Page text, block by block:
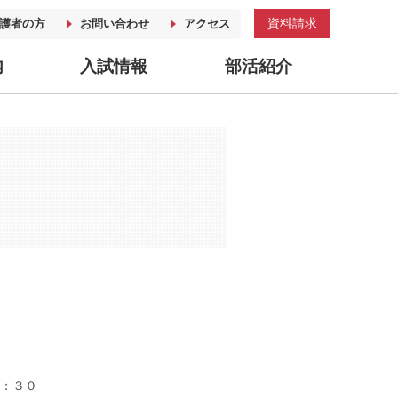
者の方 お問い合わせ アクセス 資料請求
入試情報 部活紹介
３０